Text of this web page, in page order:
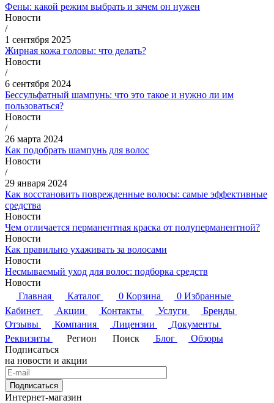
Фены: какой режим выбрать и зачем он нужен
Новости
/
1 сентября 2025
Жирная кожа головы: что делать?
Новости
/
6 сентября 2024
Бессульфатный шампунь: что это такое и нужно ли им
пользоваться?
Новости
/
26 марта 2024
Как подобрать шампунь для волос
Новости
/
29 января 2024
Как восстановить поврежденные волосы: самые эффективные
средства
Новости
Чем отличается перманентная краска от полуперманентной?
Новости
Как правильно ухаживать за волосами
Новости
Несмываемый уход для волос: подборка средств
Новости
Главная
Каталог 0 Корзина 0 Избранные
Кабинет
Акции Контакты Услуги
Бренды
Отзывы
Компания Лицензии
Документы
Реквизиты
Регион Поиск Блог
Обзоры
Подписаться
на новости и акции
Подписаться
Интернет-магазин